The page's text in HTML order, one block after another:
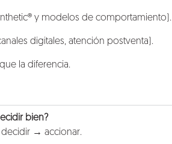
y modelos de comportamiento).
digitales, atención postventa).
la diferencia.
bien?
decidir → accionar.